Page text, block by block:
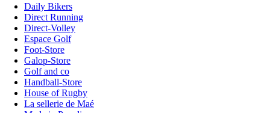
Daily Bikers
Direct Running
Direct-Volley
Espace Golf
Foot-Store
Galop-Store
Golf and co
Handball-Store
House of Rugby
La sellerie de Maé